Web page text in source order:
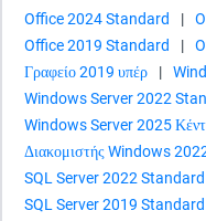
Office 2024 Standard |
Office 2019 Standard
|
Γραφείο 2019 υπέρ
|
Windows Server 2022
Windows Server 2025
Διακομιστής Windows
SQL Server 2022 Standard
SQL Server 2019 Standard